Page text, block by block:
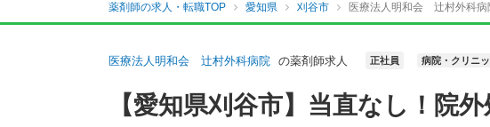
薬剤師の求人・転職TOP 愛知県 刈谷市 医療法人明和会 辻村外科病
医療法人明和会 辻村外科病院 の薬剤師求人 正社員 病院・クリニ
【愛知県刈谷市】当直なし！院